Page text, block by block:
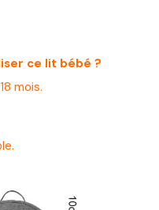
ce lit bébé ?
mois.